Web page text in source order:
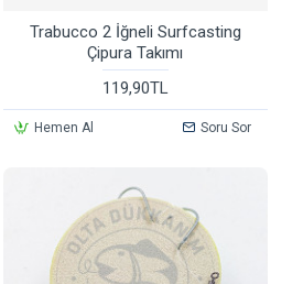
Trabucco 2 İğneli Surfcasting
Çipura Takımı
119,90TL
Hemen Al Soru Sor